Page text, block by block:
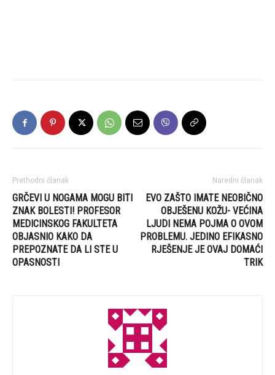
Prethodni članak
GRČEVI U NOGAMA MOGU BITI
ZNAK BOLESTI! PROFESOR
MEDICINSKOG FAKULTETA
OBJASNIO KAKO DA
PREPOZNATE DA LI STE U
OPASNOSTI
Naredni članak
EVO ZAŠTO IMATE NEOBIČNO
OBJEŠENU KOŽU- VEĆINA
LJUDI NEMA POJMA O OVOM
PROBLEMU. JEDINO EFIKASNO
RJEŠENJE JE OVAJ DOMAĆI
TRIK